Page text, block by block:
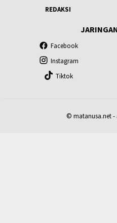
REDAKSI
Facebook
Instagram
Tiktok
© matanusa.net -